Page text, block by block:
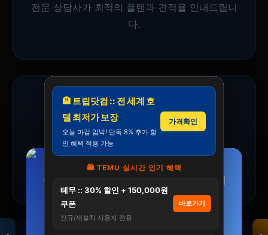
전문 상담사가 최적의 플랜과 견적을 안내드립니
다.
③
예약 확정
일정과 세부사항 확정 후 예약이 완료됩니다.
🏨 트립닷컴 :: 전 세계 호
텔 최저가 보장
오늘 마감 임박! 단독 8% 추가 할
인 혜택 적용 가능
가격확인
🛍️ TEMU 실시간 인기 혜택
테무 :: 30% 할인 + 150,000원
쿠폰
신규/재설치 사용자 전용
바로가기
철갑상어 콘드로이친 보스웰리아 1400파워 상어
연골 CS6형 저분자콜…
삼성 WH80H2420BBHY 비스포크 AI 원바디
24kg+20kg…